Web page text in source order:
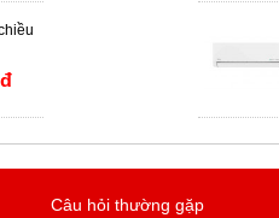
Câu hỏi thường gặp